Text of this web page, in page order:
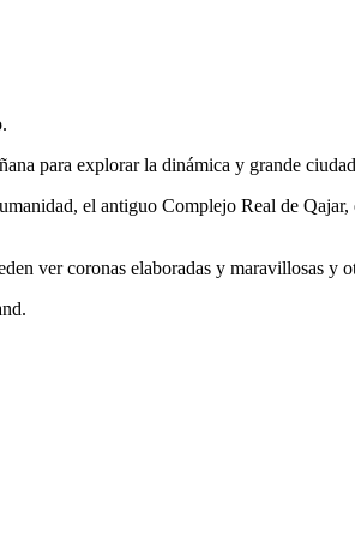
para explorar la dinámica y grande
el antiguo Complejo Real de
ver coronas elaboradas y maravillosas y